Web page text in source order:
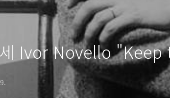
세 Ivor Novello